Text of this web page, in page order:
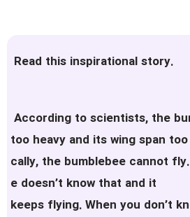
Read this inspirational story.
According to scientists, the
too heavy and its wing span
cally, the bumblebee cannot
e doesn’t know that and it
keeps flying. When you don’t